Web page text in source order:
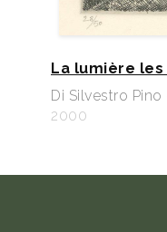
La lumière
Di Silvestro Pino
2000